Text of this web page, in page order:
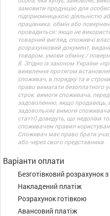
замовити продукцію для
підприємницькою діяльністю
працівника. обмін або
провадиться: якщо не
товарний вигляд, споживчі
розрахунковий документ,
товаром. умови обміну /
8. Згідно із законом України
виявлення протягом
споживач, в порядку та в
право вимагати безоплатного
строк. вимоги споживача,
задоволенню, якщо продавець,
задовольняє вимоги
статті) доведуть, що недоліки
споживачем правил
Споживач має право брати
або через свого представника.
Варіанти оплати
Безготівковий розрахунок
Накладений платіж
Розрахунок готівкою
Авансовий платіж